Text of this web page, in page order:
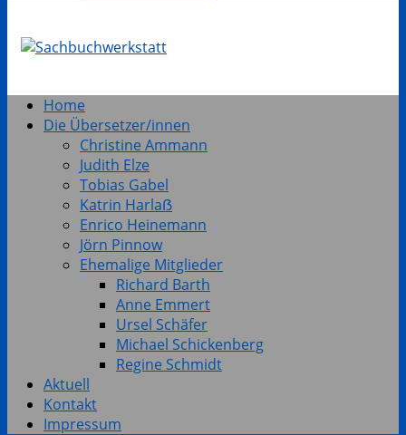
Home
Die Übersetzer/innen
Christine Ammann
Judith Elze
Tobias Gabel
Katrin Harlaẞ
Enrico Heinemann
Jörn Pinnow
Ehemalige Mitglieder
Richard Barth
Anne Emmert
Ursel Schäfer
Michael Schickenberg
Regine Schmidt
Aktuell
Kontakt
Impressum